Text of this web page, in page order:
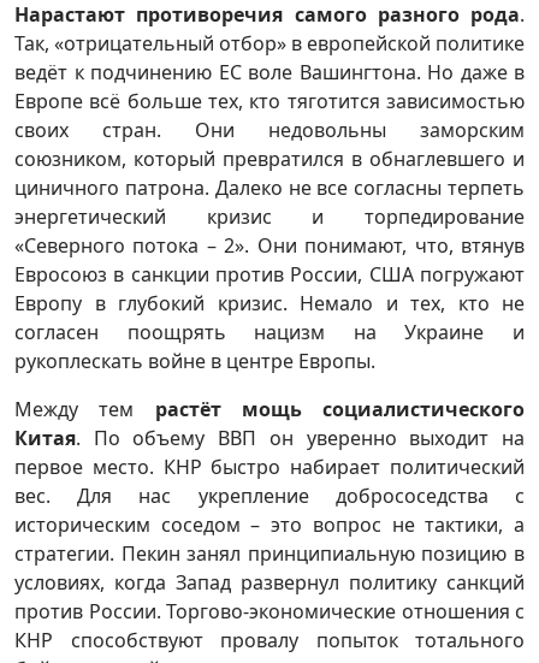
Нарастают противоречия самого разного рода.
Так, «отрицательный отбор» в европейской политике
ведёт к подчинению ЕС воле Вашингтона. Но даже в
Европе всё больше тех, кто тяготится зависимостью
своих стран. Они недовольны заморским
союзником, который превратился в обнаглевшего и
циничного патрона. Далеко не все согласны терпеть
энергетический кризис и торпедирование
«Северного потока – 2». Они понимают, что, втянув
Евросоюз в санкции против России, США погружают
Европу в глубокий кризис. Немало и тех, кто не
согласен поощрять нацизм на Украине и
рукоплескать войне в центре Европы.
Между тем растёт мощь социалистического
Китая. По объему ВВП он уверенно выходит на
первое место. КНР быстро набирает политический
вес. Для нас укрепление добрососедства с
историческим соседом – это вопрос не тактики, а
стратегии. Пекин занял принципиальную позицию в
условиях, когда Запад развернул политику санкций
против России. Торгово-экономические отношения с
КНР способствуют провалу попыток тотального